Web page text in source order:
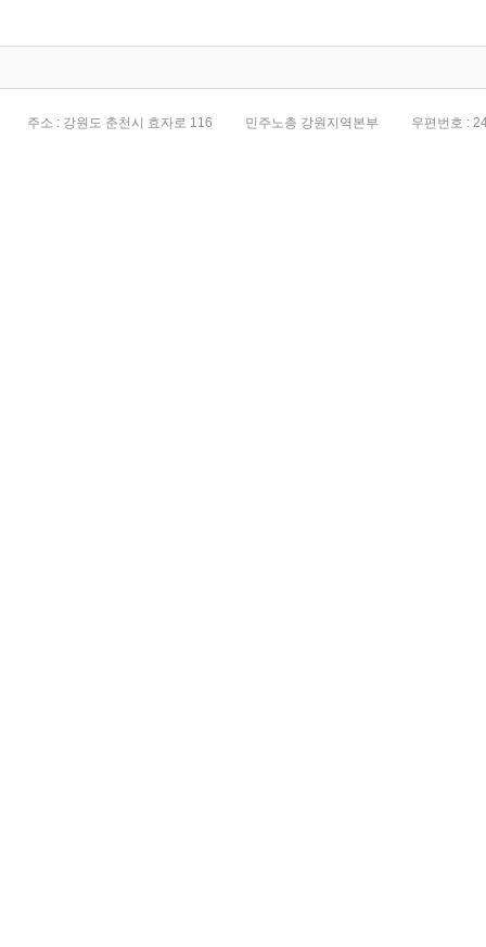
주소 : 강원도 춘천시 효자로 116 민주노총 강원지역본부 우편번호 :